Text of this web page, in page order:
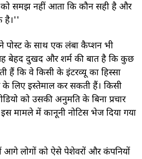
को समझ नहीं आता कि कौन सही है और
है।''
पोस्ट के साथ एक लंबा कैप्शन भी
बेहद दुखद और शर्म की बात है कि कुछ
हैं कि वे किसी के इंटरव्यू का हिस्सा
के लिए इस्तेमाल कर सकती हैं। किसी
को उसकी अनुमति के बिना प्रचार
इस मामले में कानूनी नोटिस भेज दिया गया
आगे लोगों को ऐसे पेशेवरों और कंपनियों